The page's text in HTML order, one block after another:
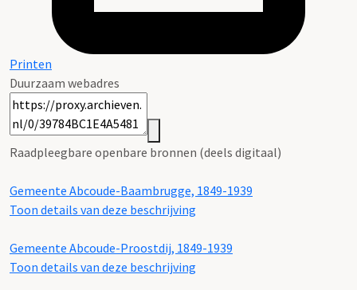
Printen
Duurzaam webadres
Raadpleegbare openbare bronnen (deels digitaal)
Gemeente Abcoude-Baambrugge, 1849-1939
Toon details van deze beschrijving
Gemeente Abcoude-Proostdij, 1849-1939
Toon details van deze beschrijving